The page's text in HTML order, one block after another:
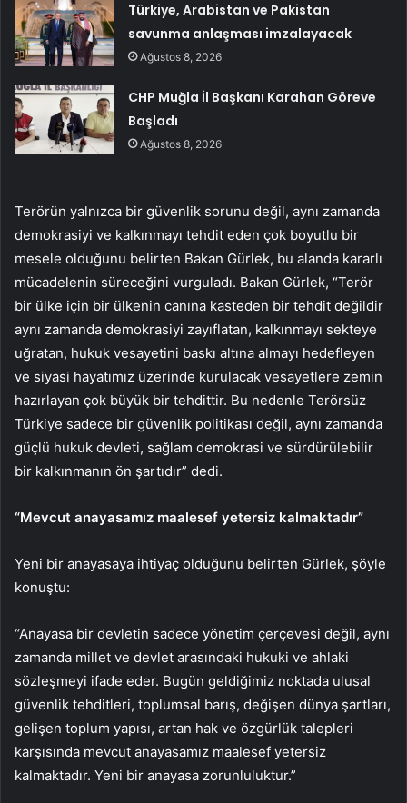
Türkiye, Arabistan ve Pakistan
savunma anlaşması imzalayacak
Ağustos 8, 2026
CHP Muğla İl Başkanı Karahan Göreve
Başladı
Ağustos 8, 2026
Terörün yalnızca bir güvenlik sorunu değil, aynı zamanda
demokrasiyi ve kalkınmayı tehdit eden çok boyutlu bir
mesele olduğunu belirten Bakan Gürlek, bu alanda kararlı
mücadelenin süreceğini vurguladı. Bakan Gürlek, “Terör
bir ülke için bir ülkenin canına kasteden bir tehdit değildir
aynı zamanda demokrasiyi zayıflatan, kalkınmayı sekteye
uğratan, hukuk vesayetini baskı altına almayı hedefleyen
ve siyasi hayatımız üzerinde kurulacak vesayetlere zemin
hazırlayan çok büyük bir tehdittir. Bu nedenle Terörsüz
Türkiye sadece bir güvenlik politikası değil, aynı zamanda
güçlü hukuk devleti, sağlam demokrasi ve sürdürülebilir
bir kalkınmanın ön şartıdır” dedi.
“Mevcut anayasamız maalesef yetersiz kalmaktadır”
Yeni bir anayasaya ihtiyaç olduğunu belirten Gürlek, şöyle
konuştu:
“Anayasa bir devletin sadece yönetim çerçevesi değil, aynı
zamanda millet ve devlet arasındaki hukuki ve ahlaki
sözleşmeyi ifade eder. Bugün geldiğimiz noktada ulusal
güvenlik tehditleri, toplumsal barış, değişen dünya şartları,
gelişen toplum yapısı, artan hak ve özgürlük talepleri
karşısında mevcut anayasamız maalesef yetersiz
kalmaktadır. Yeni bir anayasa zorunluluktur.”